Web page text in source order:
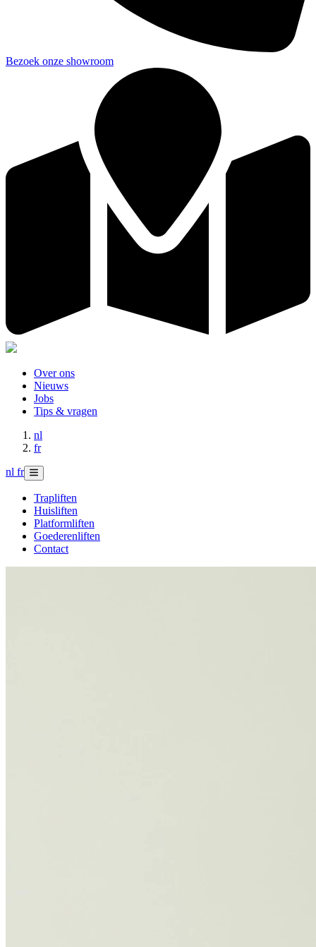
Bezoek onze showroom
Over ons
Nieuws
Jobs
Tips & vragen
nl
fr
nl fr
Trapliften
Huisliften
Platformliften
Goederenliften
Contact